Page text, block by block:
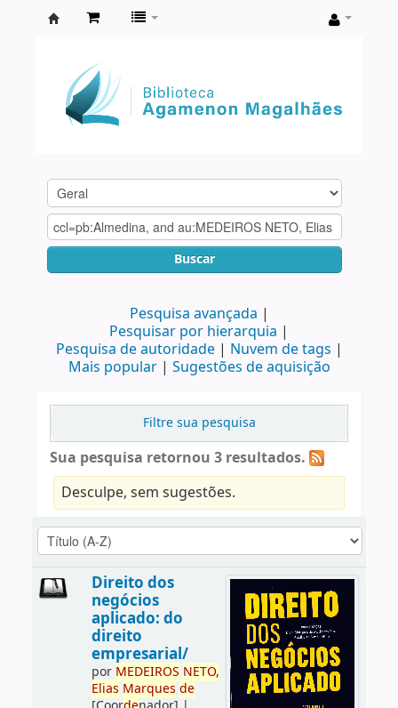
Agamenon
Magalhães
Buscar
Pesquisa avançada
Pesquisar por hierarquia
Pesquisa de autoridade
Nuvem de tags
Mais popular
Sugestões de aquisição
Filtre sua pesquisa
Sua pesquisa retornou 3 resultados.
Desculpe, sem sugestões.
Direito dos
negócios
aplicado: do
direito
empresarial/
por MEDEIROS NETO,
Elias Marques de